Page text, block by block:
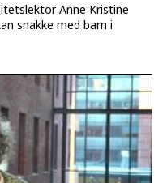
Anne Kristine
snakke med barn i